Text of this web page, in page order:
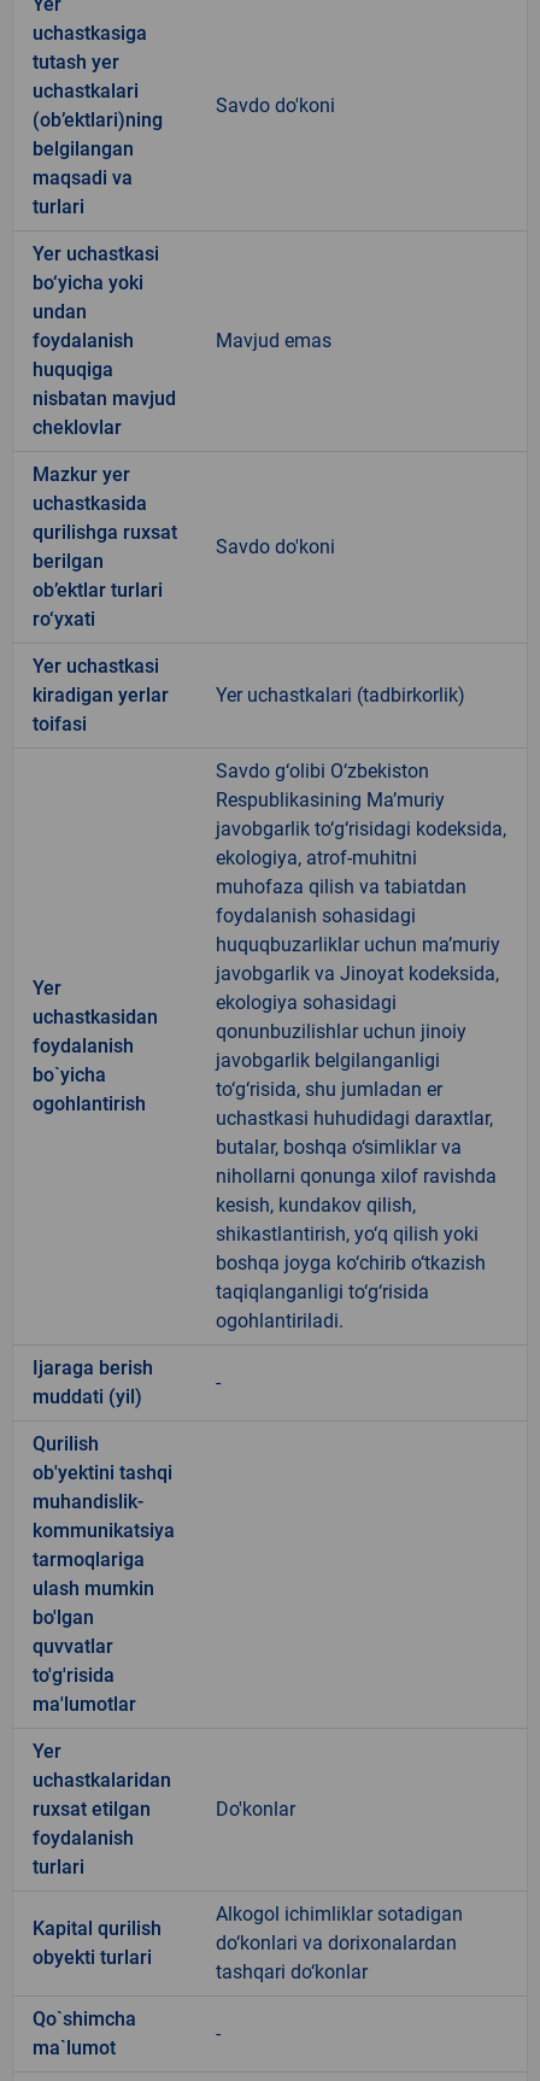
uchastkasiga
tutash yer
uchastkalari
(ob’ektlari)ning
belgilangan
maqsadi va
turlari
Savdo do'koni
Yer uchastkasi
bo‘yicha yoki
undan
foydalanish
huquqiga
nisbatan mavjud
cheklovlar
Mavjud emas
Mazkur yer
uchastkasida
qurilishga ruxsat
berilgan
ob’ektlar turlari
ro‘yxati
Savdo do'koni
Yer uchastkasi
kiradigan yerlar
toifasi
Yer uchastkalari (tadbirkorlik)
Yer
uchastkasidan
foydalanish
bo`yicha
ogohlantirish
Savdo g‘olibi O‘zbekiston
Respublikasining Ma’muriy
javobgarlik to‘g‘risidagi kodeksida,
ekologiya, atrof-muhitni
muhofaza qilish va tabiatdan
foydalanish sohasidagi
huquqbuzarliklar uchun ma’muriy
javobgarlik va Jinoyat kodeksida,
ekologiya sohasidagi
qonunbuzilishlar uchun jinoiy
javobgarlik belgilanganligi
to‘g‘risida, shu jumladan er
uchastkasi huhudidagi daraxtlar,
butalar, boshqa o‘simliklar va
nihollarni qonunga xilof ravishda
kesish, kundakov qilish,
shikastlantirish, yo‘q qilish yoki
boshqa joyga ko‘chirib o‘tkazish
taqiqlanganligi to‘g‘risida
ogohlantiriladi.
Ijaraga berish
muddati (yil)
-
Qurilish
ob'yektini tashqi
muhandislik-
kommunikatsiya
tarmoqlariga
ulash mumkin
bo'lgan
quvvatlar
to'g'risida
ma'lumotlar
Yer
uchastkalaridan
ruxsat etilgan
foydalanish
turlari
Do'konlar
Kapital qurilish
obyekti turlari
Alkogol ichimliklar sotadigan
do‘konlari va dorixonalardan
tashqari do‘konlar
Qo`shimcha
ma`lumot
-